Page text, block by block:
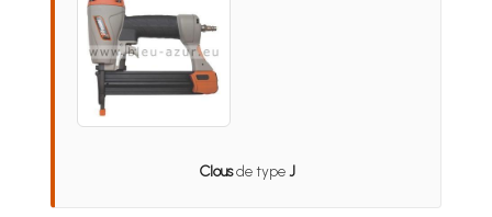
Clousde typeJ